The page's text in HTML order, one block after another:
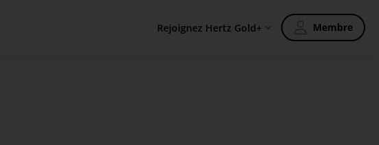
Rejoignez Hertz Gold+ Membre